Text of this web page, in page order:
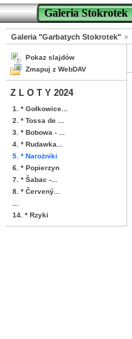
Galeria Stokrotek
Galeria "Garbatych Stokrotek"
Pokaz slajdów
Zmapuj z WebDAV
Z L O T Y 2024
1. * Gołkowice...
2. * Tossa de ...
3. * Bobowa - ...
4. * Rudawka...
5. * Narożniki
6. * Popierzyn
7. * Šabac -...
8. * Červený...
14. * Rzyki